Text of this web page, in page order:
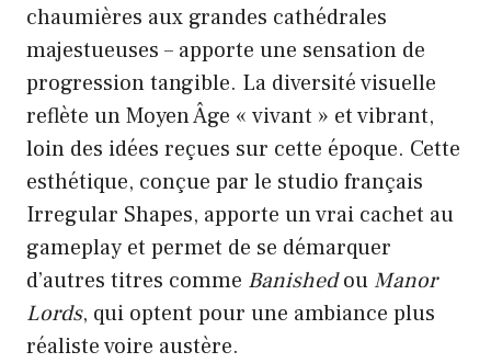
chaumières aux grandes cathédrales
majestueuses – apporte une sensation de
progression tangible. La diversité visuelle
reflète un Moyen Âge « vivant » et vibrant,
loin des idées reçues sur cette époque. Cette
esthétique, conçue par le studio français
Irregular Shapes, apporte un vrai cachet au
gameplay et permet de se démarquer
d’autres titres comme Banishedou Manor
Lords, qui optent pour une ambiance plus
réaliste voire austère.